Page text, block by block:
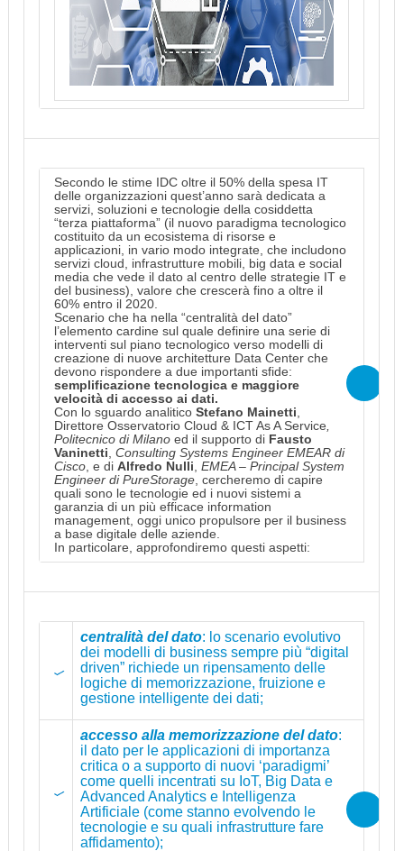
Secondo le stime IDC oltre il 50% della spesa IT
delle organizzazioni quest’anno sarà dedicata a
servizi, soluzioni e tecnologie della cosiddetta
“terza piattaforma” (il nuovo paradigma tecnologico
costituito da un ecosistema di risorse e
applicazioni, in vario modo integrate, che includono
servizi cloud, infrastrutture mobili, big data e social
media che vede il dato al centro delle strategie IT e
del business), valore che crescerà fino a oltre il
60% entro il 2020.
Scenario che ha nella “centralità del dato”
l’elemento cardine sul quale definire una serie di
interventi sul piano tecnologico verso modelli di
creazione di nuove architetture Data Center che
devono rispondere a due importanti sfide:
semplificazione tecnologica e maggiore
velocità di accesso ai dati.
Con lo sguardo analiticoStefano Mainetti
Direttore Osservatorio Cloud & ICT As A Service
Politecnico di Milano ed il supporto di Fausto
Vaninetti ,Consulting Systems Engineer EMEAR di
Cisco , e diAlfredo Nulli EMEA – Principal System
Engineer di PureStorage , cercheremo di capire
quali sono le tecnologie ed i nuovi sistemi a
garanzia di un più efficace information
management, oggi unico propulsore per il business
a base digitale delle aziende.
In particolare, approfondiremo questi aspetti:
centralità del dato: lo scenario evolutivo
dei modelli di business sempre più “digital
driven” richiede un ripensamento delle
logiche di memorizzazione, fruizione e
gestione intelligente dei dati;
accesso alla memorizzazione del dato:
il dato per le applicazioni di importanza
critica o a supporto di nuovi ‘paradigmi’
come quelli incentrati su IoT, Big Data e
Advanced Analytics e Intelligenza
Artificiale (come stanno evolvendo le
tecnologie e su quali infrastrutture fare
affidamento);